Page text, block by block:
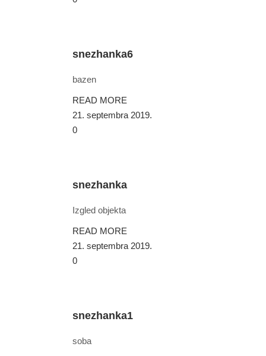
snezhanka6
bazen
READ MORE
21. septembra 2019.
0
snezhanka
Izgled objekta
READ MORE
21. septembra 2019.
0
snezhanka1
soba